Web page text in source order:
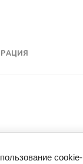
cookie-